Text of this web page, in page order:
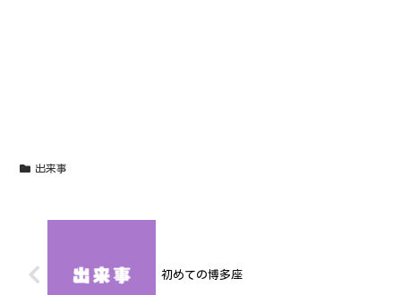
出来事
初めての博多座